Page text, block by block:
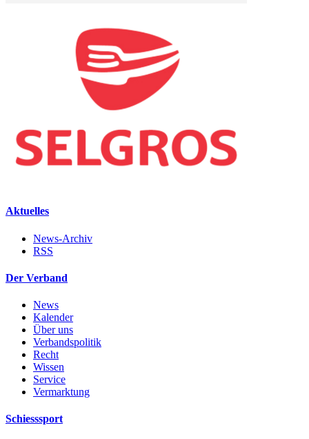
Aktuelles
News-Archiv
RSS
Der Verband
News
Kalender
Über uns
Verbandspolitik
Recht
Wissen
Service
Vermarktung
Schiesssport